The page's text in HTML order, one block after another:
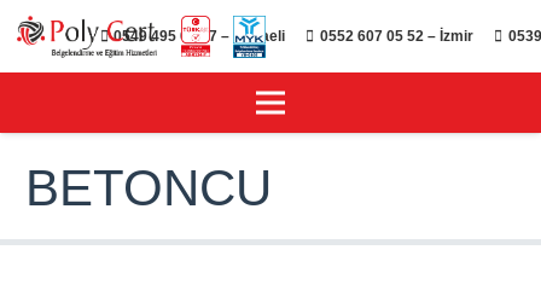
0549 495 01 47 – Kocaeli 0552 607 05 52 – İzmir
BETONCU